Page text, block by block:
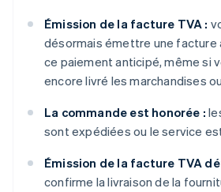
Émission de la facture TVA :
désormais émettre une facture
ce paiement anticipé, même si
encore livré les marchandises
La commande est honorée :
sont expédiées ou le service
Émission de la facture TVA
confirme la livraison de la